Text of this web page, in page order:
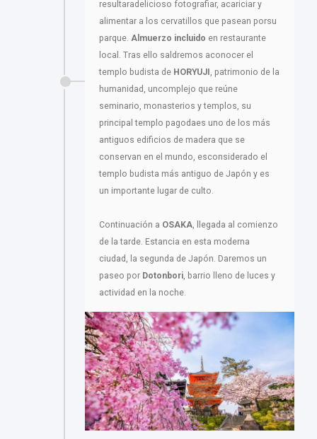
resultaradelicioso fotografiar, acariciar y
alimentar a los cervatillos que pasean porsu
parque. Almuerzo incluido en restaurante
local. Tras ello saldremos aconocer el
templo budista de HORYUJI , patrimonio de la
humanidad, uncomplejo que reúne
seminario, monasterios y templos, su
principal templo pagodaes uno de los más
antiguos edificios de madera que se
conservan en el mundo, esconsiderado el
templo budista más antiguo de Japón y es
un importante lugar de culto.
Continuación a OSAKA , llegada al comienzo
de la tarde. Estancia en esta moderna
ciudad, la segunda de Japón. Daremos un
paseo por Dotonbori , barrio lleno de luces y
actividad en la noche.